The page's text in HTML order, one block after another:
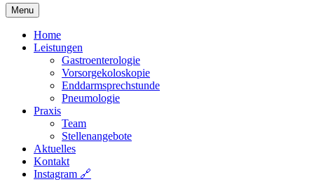
Menu
Home
Leistungen
Gastroenterologie
Vorsorgekoloskopie
Enddarmsprechstunde
Pneumologie
Praxis
Team
Stellenangebote
Aktuelles
Kontakt
Instagram 🔗